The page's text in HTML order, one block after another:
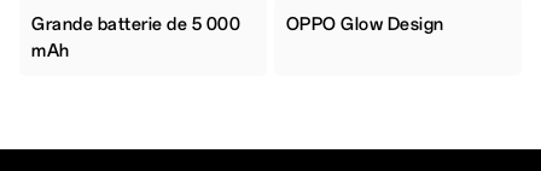
Grande batterie de 5 000
mAh
OPPO Glow Design